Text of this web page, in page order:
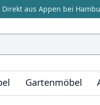
Direkt aus Appen bei
Gartenmöbel